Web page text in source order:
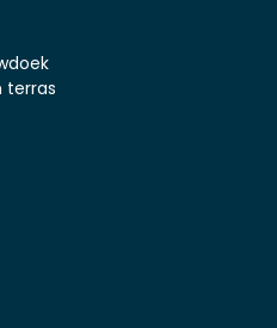
terras